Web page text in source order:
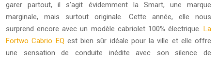
garer partout, il s’agit évidemment la Smart, une marque
marginale, mais surtout originale. Cette année, elle nous
surprend encore avec un modèle cabriolet 100% électrique. La
Fortwo Cabrio EQ est bien sûr idéale pour la ville et elle offre
une sensation de conduite inédite avec son silence de